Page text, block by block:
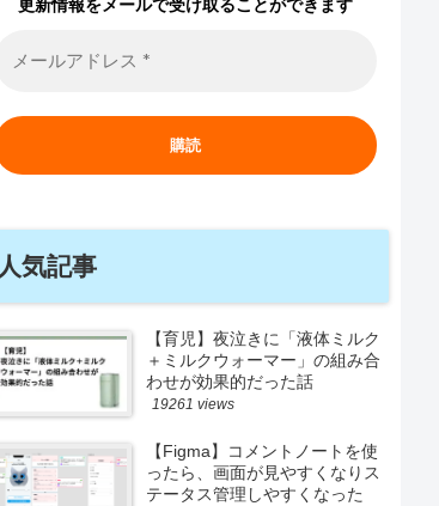
更新情報をメールで受け取ることができます
人気記事
【育児】夜泣きに「液体ミルク
＋ミルクウォーマー」の組み合
わせが効果的だった話
19261 views
【Figma】コメントノートを使
ったら、画面が見やすくなりス
テータス管理しやすくなった